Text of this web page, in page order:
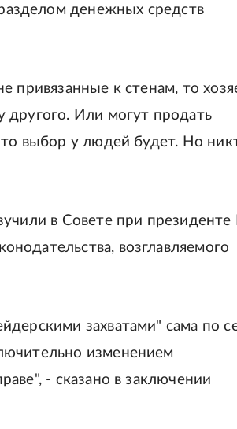
денежных средств
привязанные к стенам, то
другого. Или могут продать
выбор у людей будет. Но
в Совете при президенте
возглавляемого
захватами" сама по
изменением
- сказано в заключении